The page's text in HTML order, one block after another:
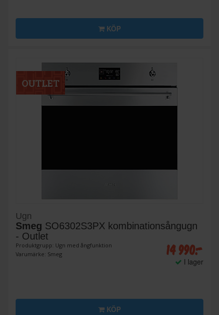
KÖP
Ugn
Smeg SO6302S3PX kombinationsångugn
- Outlet
Produktgrupp: Ugn med ångfunktion
Varumärke: Smeg
14 990:-
I lager
KÖP